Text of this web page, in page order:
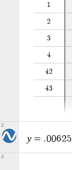
1
2
3
4
42
43
y = .00625
2
3